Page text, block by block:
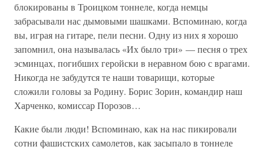
блокированы в Троицком тоннеле, когда немцы
забрасывали нас дымовыми шашками. Вспоминаю, когда
вы, играя на гитаре, пели песни. Одну из них я хорошо
запомнил, она называлась «Их было три» — песня о трех
эсминцах, погибших геройски в неравном бою с врагами.
Никогда не забудутся те наши товарищи, которые
сложили головы за Родину. Борис Зорин, командир наш
Харченко, комиссар Порозов…
Какие были люди! Вспоминаю, как на нас пикировали
сотни фашистских самолетов, как засыпало в тоннеле